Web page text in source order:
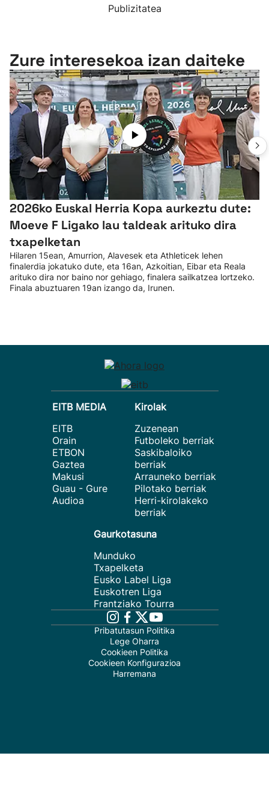
Publizitatea
Zure interesekoa izan daiteke
2026ko Euskal Herria Kopa aurkeztu dute:
Moeve F Ligako lau taldeak arituko dira
txapelketan
Hilaren 15ean, Amurrion, Alavesek eta Athleticek lehen
finalerdia jokatuko dute, eta 16an, Azkoitian, Eibar eta Reala
arituko dira nor baino nor gehiago, finalera sailkatzea lortzeko.
Finala abuztuaren 19an izango da, Irunen.
EITB MEDIA
EITB
Orain
ETBON
Gaztea
Makusi
Guau - Gure
Audioa
Kirolak
Zuzenean
Futboleko berriak
Saskibaloiko
berriak
Arrauneko berriak
Pilotako berriak
Herri-kirolakeko
berriak
Gaurkotasuna
Munduko
Txapelketa
Eusko Label Liga
Euskotren Liga
Frantziako Tourra
Pribatutasun Politika
Lege Oharra
Cookieen Politika
Cookieen Konfigurazioa
Harremana